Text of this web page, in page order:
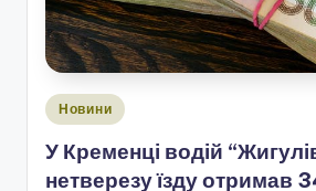
Опубліковано
Новини
У Кременці водій
нетверезу їзду отримав